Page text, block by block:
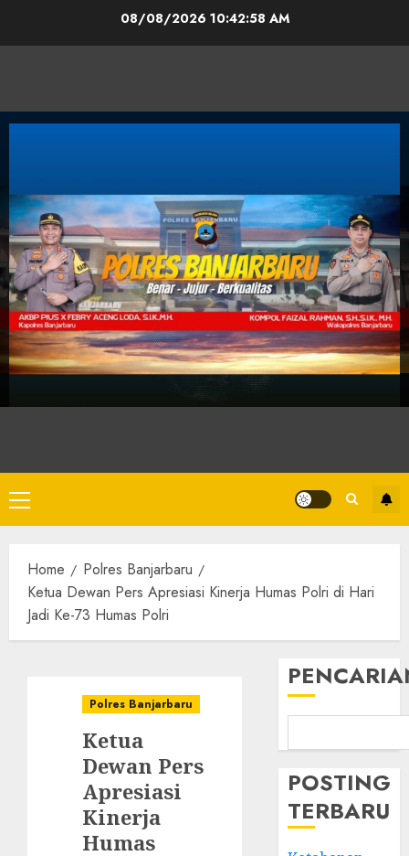
08/08/2026 10:42:59 AM
Home
Polres Banjarbaru
Ketua Dewan Pers Apresiasi Kinerja Humas Polri di Hari
Jadi Ke-73 Humas Polri
Polres Banjarbaru
Ketua
Dewan Pers
Apresiasi
Kinerja
Humas
POSTING
TERBARU